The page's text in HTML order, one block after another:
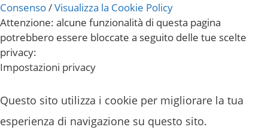
Consenso/Visualizza la Cookie Policy
Attenzione: alcune funzionalità di questa pagina
potrebbero essere bloccate a seguito delle tue scelte
privacy:
Impostazioni privacy
Questo sito utilizza i cookie per migliorare la tua
esperienza di navigazione su questo sito.